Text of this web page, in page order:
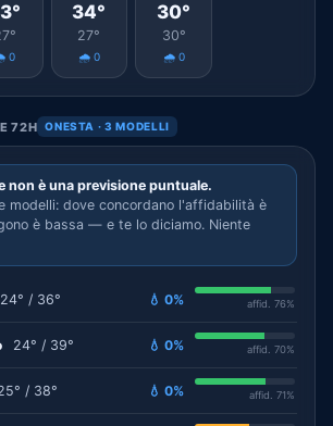
0
34°
27°
🌧️ 0
30°
30°
🌧️ 0
72H ONESTA · 3 MODELLI
non è una previsione puntuale.
modelli: dove concordano l'affidabilità è
è bassa — e te lo diciamo. Niente
24° / 36° 💧 0% affid. 76%
24° / 39° 💧 0% affid. 70%
/ 38° 💧 0% affid. 71%